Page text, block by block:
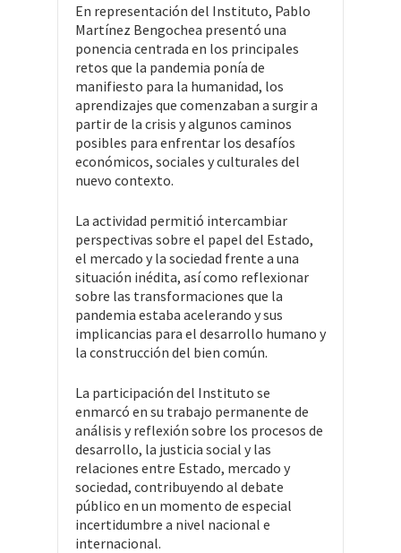
En representación del Instituto, Pablo
Martínez Bengochea presentó una
ponencia centrada en los principales
retos que la pandemia ponía de
manifiesto para la humanidad, los
aprendizajes que comenzaban a surgir a
partir de la crisis y algunos caminos
posibles para enfrentar los desafíos
económicos, sociales y culturales del
nuevo contexto.
La actividad permitió intercambiar
perspectivas sobre el papel del Estado,
el mercado y la sociedad frente a una
situación inédita, así como reflexionar
sobre las transformaciones que la
pandemia estaba acelerando y sus
implicancias para el desarrollo humano y
la construcción del bien común.
La participación del Instituto se
enmarcó en su trabajo permanente de
análisis y reflexión sobre los procesos de
desarrollo, la justicia social y las
relaciones entre Estado, mercado y
sociedad, contribuyendo al debate
público en un momento de especial
incertidumbre a nivel nacional e
internacional.